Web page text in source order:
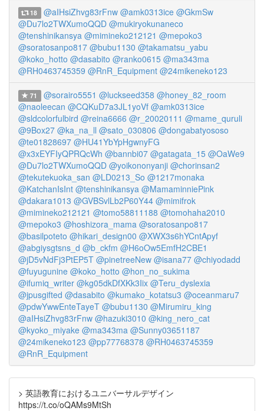
18 @aIHsiZhvg83rFnw @amk0313ice @GkmSw
@Du7lo2TWXumoQQD @mukiryokunaneco
@tenshinikansya @mimineko212121 @mepoko3
@soratosanpo817 @bubu1130 @takamatsu_yabu
@koko_hotto @dasabito @ranko0615 @ma343ma
@RH0463745359 @RnR_Equipment @24mikeneko123
71 @sorairo5551 @luckseed358 @honey_82_room
@naoleecan @CQKuD7a3JL1yoVf @amk0313ice
@sldcolorfulbird @reina6666 @r_20020111 @mame_quruli
@9Box27 @ka_na_ll @sato_030806 @dongabatyososo
@te01828697 @HU41YbYpHgwnyFG
@x3xEYFIyQPRQcWh @bannbi07 @gatagata_15 @OaWe9
@Du7lo2TWXumoQQD @yoikononyanji @chorinsan2
@tekutekuoka_san @LD0213_So @1217monaka
@KatchanIsInt @tenshinikansya @MamaminniePink
@dakara1013 @GVBSvlLb2P60Y44 @mimifrok
@mimineko212121 @tomo58811188 @tomohaha2010
@mepoko3 @hoshizora_mama @soratosanpo817
@basilpoteto @hikari_design00 @XWX3s6hYCntApyf
@abgiysgtsns_d @b_ckfm @H6oOw5EmfH2CBE1
@jD5vNdFj3PtEP5T @pinetreeNew @isana77 @chiyodadd
@fuyugunine @koko_hotto @hon_no_sukima
@ifumiq_writer @kg05dkDfXKk3Iix @Teru_dyslexia
@jpusgifted @dasabito @kumako_kotatsu3 @oceanmaru7
@pdwYwwEnteTayeT @bubu1130 @Mirumiru_king
@aIHsiZhvg83rFnw @hazuki3010 @king_nero_cat
@kyoko_miyake @ma343ma @Sunny03651187
@24mikeneko123 @pp77768378 @RH0463745359
@RnR_Equipment
> 英語教育におけるユニバーサルデザイン
https://t.co/oQAMs9MtSh